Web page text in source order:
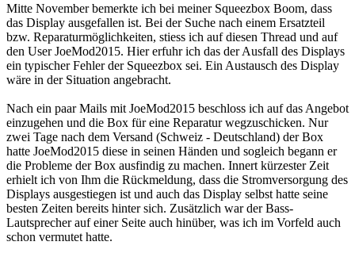
Mitte November bemerkte ich bei meiner Squeezbox Boom, dass
das Display ausgefallen ist. Bei der Suche nach einem Ersatzteil
bzw. Reparaturmöglichkeiten, stiess ich auf diesen Thread und auf
den User JoeMod2015. Hier erfuhr ich das der Ausfall des Displays
ein typischer Fehler der Squeezbox sei. Ein Austausch des Display
wäre in der Situation angebracht.
Nach ein paar Mails mit JoeMod2015 beschloss ich auf das Angebot
einzugehen und die Box für eine Reparatur wegzuschicken. Nur
zwei Tage nach dem Versand (Schweiz - Deutschland) der Box
hatte JoeMod2015 diese in seinen Händen und sogleich begann er
die Probleme der Box ausfindig zu machen. Innert kürzester Zeit
erhielt ich von Ihm die Rückmeldung, dass die Stromversorgung des
Displays ausgestiegen ist und auch das Display selbst hatte seine
besten Zeiten bereits hinter sich. Zusätzlich war der Bass-
Lautsprecher auf einer Seite auch hinüber, was ich im Vorfeld auch
schon vermutet hatte.